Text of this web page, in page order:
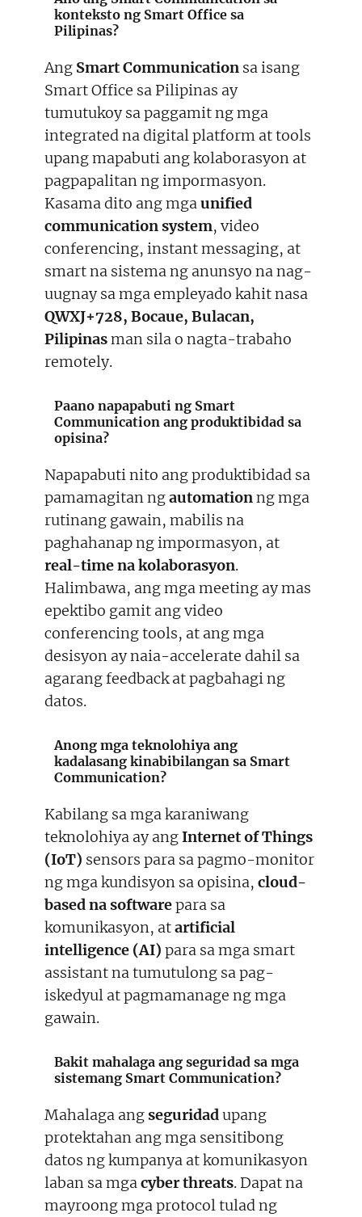
konteksto ng Smart Office sa
Pilipinas?
Ang Smart Communication sa isang
Smart Office sa Pilipinas ay
tumutukoy sa paggamit ng mga
integrated na digital platform at tools
upang mapabuti ang kolaborasyon at
pagpapalitan ng impormasyon.
Kasama dito ang mgaunified
communication system, video
conferencing, instant messaging, at
smart na sistema ng anunsyo na nag-
uugnay sa mga empleyado kahit nasa
QWXJ+728, Bocaue, Bulacan,
Pilipinasman sila o nagta-trabaho
remotely.
Paano napapabuti ng Smart
Communication ang produktibidad sa
opisina?
Napapabuti nito ang produktibidad sa
pamamagitan ngautomationng mga
rutinang gawain, mabilis na
paghahanap ng impormasyon, at
real-time na kolaborasyon.
Halimbawa, ang mga meeting ay mas
epektibo gamit ang video
conferencing tools, at ang mga
desisyon ay naia-accelerate dahil sa
agarang feedback at pagbahagi ng
datos.
Anong mga teknolohiya ang
kadalasang kinabibilangan sa Smart
Communication?
Kabilang sa mga karaniwang
teknolohiya ay angInternet of Things
(IoT) sensors para sa pagmo-monitor
ng mga kundisyon sa opisina, cloud-
based na softwarepara sa
komunikasyon, atartificial
intelligence (AI) para sa mga smart
assistant na tumutulong sa pag-
iskedyul at pagmamanage ng mga
gawain.
Bakit mahalaga ang seguridad sa mga
sistemang Smart Communication?
Mahalaga ang seguridadupang
protektahan ang mga sensitibong
datos ng kumpanya at komunikasyon
laban sa mgacyber threats. Dapat na
mayroong mga protocol tulad ng